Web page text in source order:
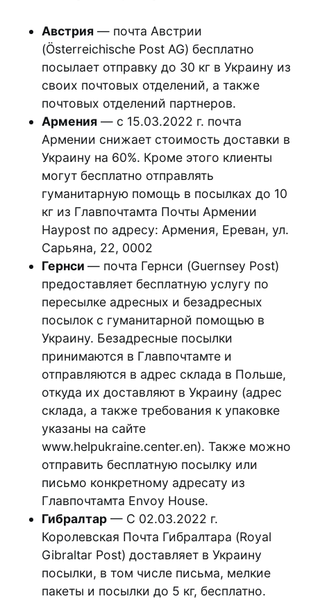
Австрия — почта Австрии
(Österreichische Post AG) бесплатно
посылает отправку до 30 кг в Украину из
своих почтовых отделений, а также
почтовых отделений партнеров.
Армения — с 15.03.2022 г. почта
Армении снижает стоимость доставки в
Украину на 60%. Кроме этого клиенты
могут бесплатно отправлять
гуманитарную помощь в посылках до 10
кг из Главпочтамта Почты Армении
Haypost по адресу: Армения, Ереван, ул.
Сарьяна, 22, 0002
Гернси — почта Гернси (Guernsey Post)
предоставляет бесплатную услугу по
пересылке адресных и безадресных
посылок с гуманитарной помощью в
Украину. Безадресные посылки
принимаются в Главпочтамте и
отправляются в адрес склада в Польше,
откуда их доставляют в Украину (адрес
склада, а также требования к упаковке
указаны на сайте
www.helpukraine.center.en). Также можно
отправить бесплатную посылку или
письмо конкретному адресату из
Главпочтамта Envoy House.
Гибралтар — С 02.03.2022 г.
Королевская Почта Гибралтара (Royal
Gibraltar Post) доставляет в Украину
посылки, в том числе письма, мелкие
пакеты и посылки до 5 кг, бесплатно.